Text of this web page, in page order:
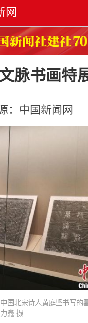
网
脉书画特
： 中国新闻网
国北宋诗人黄庭坚书写的
鑫 摄